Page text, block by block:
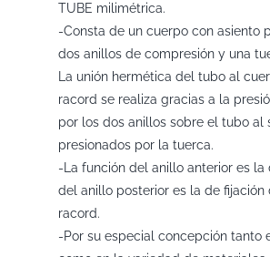
TUBE milimétrica.
-Consta de un cuerpo con asiento
dos anillos de compresión y una
La unión hermética del tubo al
racord se realiza gracias a la
por los dos anillos sobre el tubo al
presionados por la tuerca.
-La función del anillo anterior es la
del anillo posterior es la de fijación
racord.
-Por su especial concepción tanto